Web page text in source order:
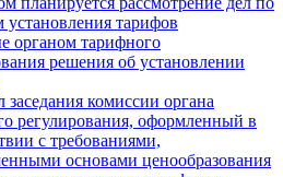
установления тарифов
органом тарифного
решения об установлении
заседания комиссии органа
регулирования, оформленный в
с требованиями,
основами ценообразования